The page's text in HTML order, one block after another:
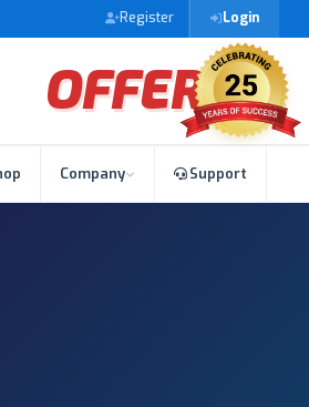
Register Login
OFFER
Company Support